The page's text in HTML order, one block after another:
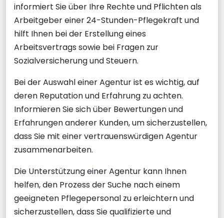
informiert Sie über Ihre Rechte und Pflichten als
Arbeitgeber einer 24-Stunden-Pflegekraft und
hilft Ihnen bei der Erstellung eines
Arbeitsvertrags sowie bei Fragen zur
Sozialversicherung und Steuern.
Bei der Auswahl einer Agentur ist es wichtig, auf
deren Reputation und Erfahrung zu achten.
Informieren Sie sich über Bewertungen und
Erfahrungen anderer Kunden, um sicherzustellen,
dass Sie mit einer vertrauenswürdigen Agentur
zusammenarbeiten.
Die Unterstützung einer Agentur kann Ihnen
helfen, den Prozess der Suche nach einem
geeigneten Pflegepersonal zu erleichtern und
sicherzustellen, dass Sie qualifizierte und